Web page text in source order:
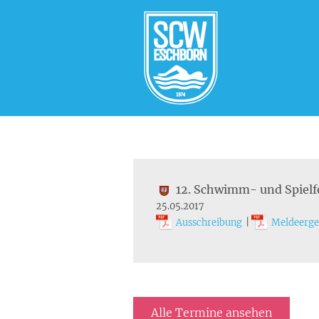
12. Schwimm- und
25.05.2017
Ausschreibung
Alle Termine ansehen